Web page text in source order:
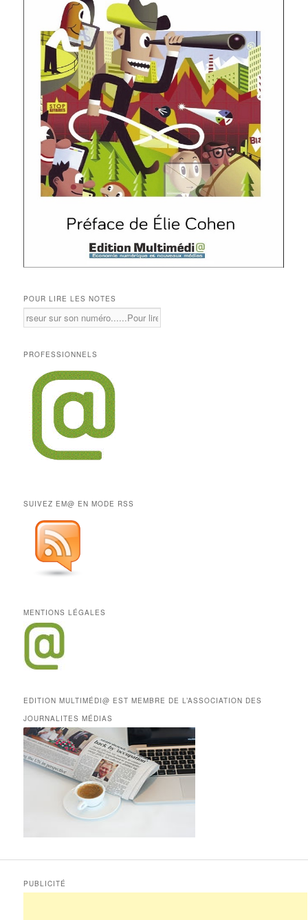
POUR LIRE LES NOTES
PROFESSIONNELS
SUIVEZ EM@ EN MODE RSS
MENTIONS LÉGALES
EDITION MULTIMÉDI@ EST MEMBRE DE L’ASSOCIATION DES
JOURNALITES MÉDIAS
PUBLICITÉ